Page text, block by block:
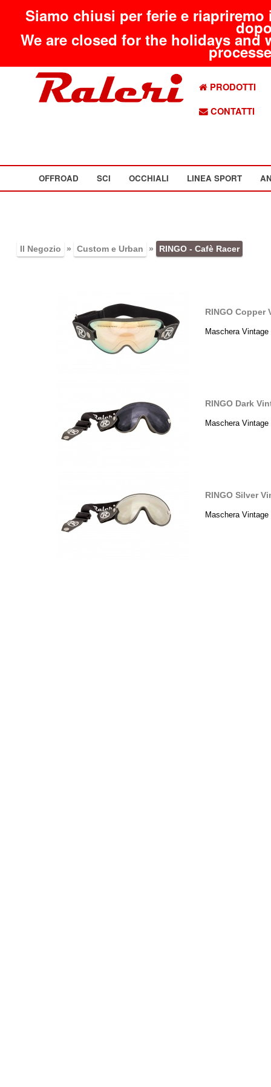
Siamo chiusi per ferie e
We are closed for the holidays
PRODOTTI
CONTATTI
OFFROAD SCI OCCHIALI LINEA SPORT
Il Negozio » Custom e Urban » RINGO - Cafè Racer
RINGO Copper
Maschera
RINGO Dark
Maschera
RINGO Silver
Maschera